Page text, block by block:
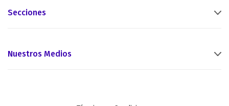
Secciones
Nuestros Medios